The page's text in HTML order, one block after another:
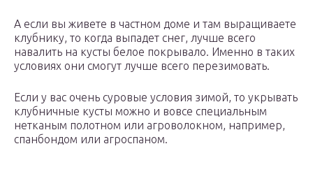
А если вы живете в частном доме и там выращиваете
клубнику, то когда выпадет снег, лучше всего
навалить на кусты белое покрывало. Именно в таких
условиях они смогут лучше всего перезимовать.
Если у вас очень суровые условия зимой, то укрывать
клубничные кусты можно и вовсе специальным
нетканым полотном или агроволокном, например,
спанбондом или агроспаном.